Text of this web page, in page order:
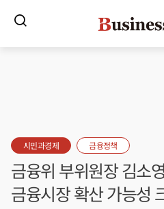
시민과경제 금융정책
금융위 부위원장 김소
금융시장 확산 가능성